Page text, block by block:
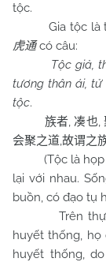
tộc.
Gia tộc là tế
虎通có câu:
Tộc giả,
tương thân ái, tử
tộc.
族者,凑也,
会聚之道,故谓之
(Tộc là họp
lại với nhau.
buồn, có đạo tụ
Trên thực
huyết thống,
huyết thống,